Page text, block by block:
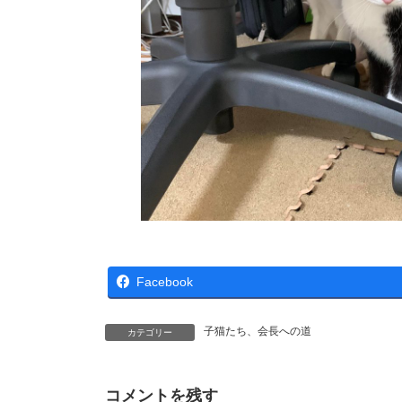
Facebook
カテゴリー 子猫たち、会長への道
コメントを残す